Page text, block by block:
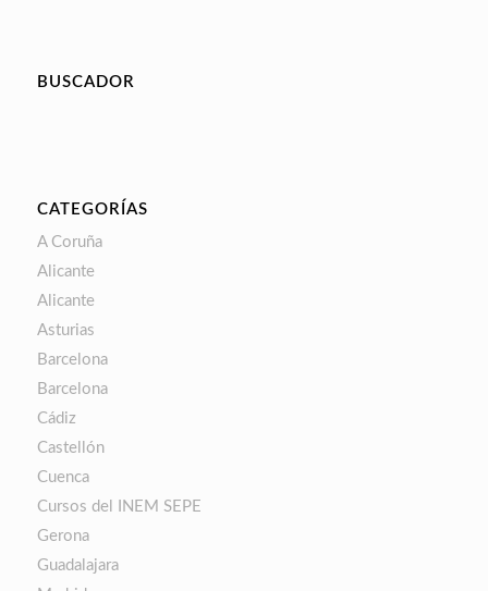
BUSCADOR
CATEGORÍAS
A Coruña
Alicante
Alicante
Asturias
Barcelona
Barcelona
Cádiz
Castellón
Cuenca
Cursos del INEM SEPE
Gerona
Guadalajara